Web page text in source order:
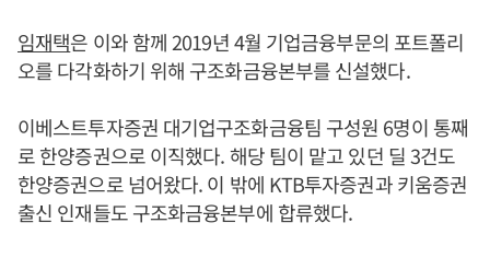
임재택은 이와 함께 2019년 4월 기업금융부문의 포트폴리
오를 다각화하기 위해 구조화금융본부를 신설했다.
이베스트투자증권 대기업구조화금융팀 구성원 6명이 통째
로 한양증권으로 이직했다. 해당 팀이 맡고 있던 딜 3건도
한양증권으로 넘어왔다. 이 밖에 KTB투자증권과 키움증권
출신 인재들도 구조화금융본부에 합류했다.